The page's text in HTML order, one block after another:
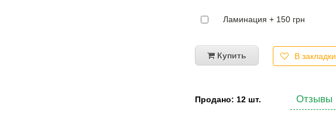
Ламинация + 150 грн
Купить В закладки
Продано: 12 шт. Отзывы